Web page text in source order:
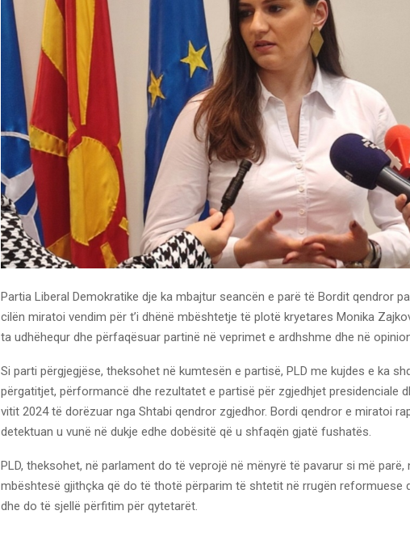
Partia Liberal Demokratike dje ka mbajtur seancën e parë të Bordit qendror
cilën miratoi vendim për t’i dhënë mbështetje të plotë kryetares Monika
ta udhëhequr dhe përfaqësuar partinë në veprimet e ardhshme dhe në
Si parti përgjegjëse, theksohet në kumtesën e partisë, PLD me kujdes e ka
përgatitjet, përformancë dhe rezultatet e partisë për zgjedhjet presidenciale
vitit 2024 të dorëzuar nga Shtabi qendror zgjedhor. Bordi qendror e miratoi
detektuan u vunë në dukje edhe dobësitë që u shfaqën gjatë fushatës.
PLD, theksohet, në parlament do të veprojë në mënyrë të pavarur si më parë,
mbështesë gjithçka që do të thotë përparim të shtetit në rrugën reformuese
dhe do të sjellë përfitim për qytetarët.